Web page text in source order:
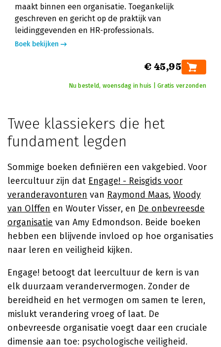
maakt binnen een organisatie. Toegankelijk
geschreven en gericht op de praktijk van
leidinggevenden en HR-professionals.
Boek bekijken
€ 45,95
Nu besteld, woensdag in huis | Gratis verzonden
Twee klassiekers die het
fundament legden
Sommige boeken definiëren een vakgebied. Voor
leercultuur zijn dat Engage! - Reisgids voor
veranderavonturen van Raymond Maas, Woody
van Olffen en Wouter Visser, en De onbevreesde
organisatie van Amy Edmondson. Beide boeken
hebben een blijvende invloed op hoe organisaties
naar leren en veiligheid kijken.
Engage! betoogt dat leercultuur de kern is van
elk duurzaam verandervermogen. Zonder de
bereidheid en het vermogen om samen te leren,
mislukt verandering vroeg of laat. De
onbevreesde organisatie voegt daar een cruciale
dimensie aan toe: psychologische veiligheid.